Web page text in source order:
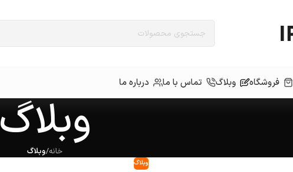
فروشگاه وبلاگ تماس با ما درباره ما
وبلاگ
خانه/وبلاگ
وبلاگ